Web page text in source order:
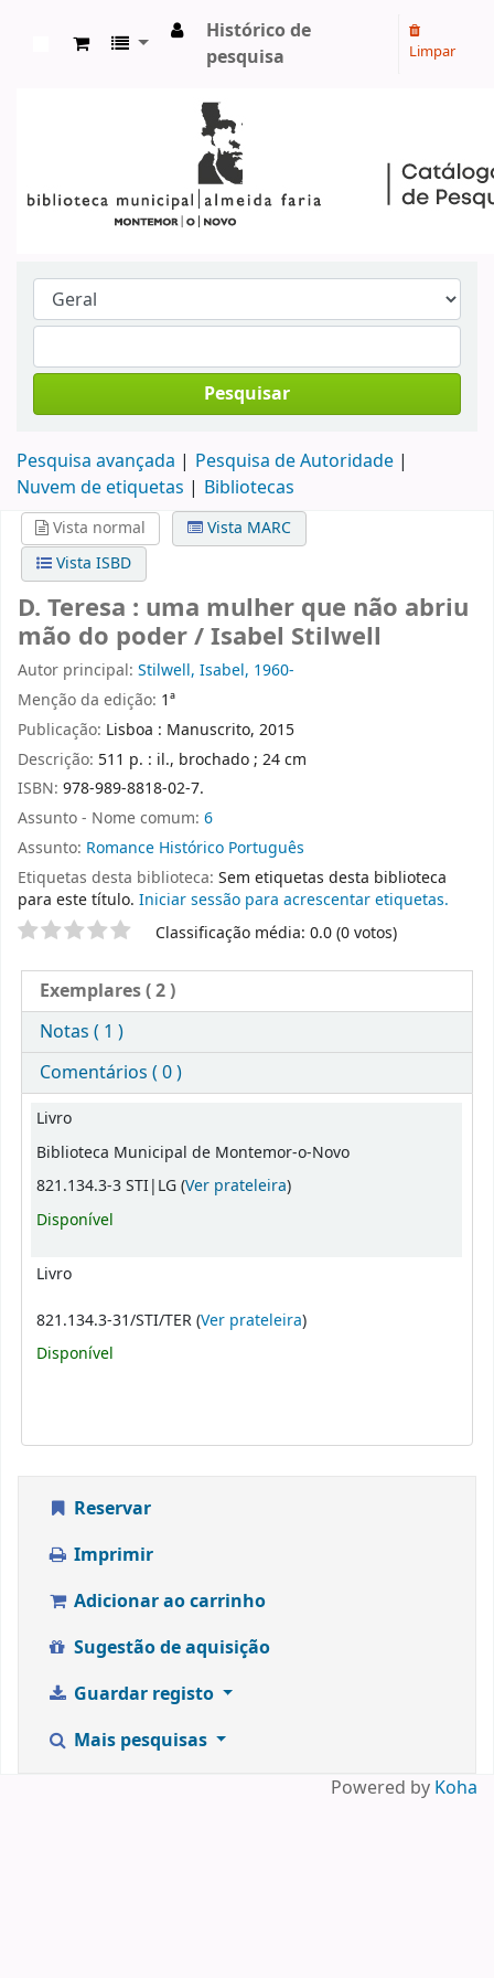
Histórico de
pesquisa
Limpar
Pesquisar
Pesquisa avançada
Pesquisa de Autoridade
Nuvem de etiquetas
Bibliotecas
Vista normal
Vista MARC
Vista ISBD
D. Teresa : uma mulher que não abriu
mão do poder / Isabel Stilwell
Autor principal: Stilwell, Isabel, 1960-
Menção da edição: 1ª
Publicação: Lisboa : Manuscrito, 2015
Descrição: 511 p. : il., brochado ; 24 cm
ISBN: 978-989-8818-02-7.
Assunto - Nome comum: 6
Assunto: Romance Histórico Português
Etiquetas desta biblioteca: Sem etiquetas desta biblioteca
para este título. Iniciar sessão para acrescentar etiquetas.
Pontuação Classificação média: 0.0 (0 votos)
Exemplares( 2 )
Notas ( 1 )
Comentários ( 0 )
Exemplares
Livro
Biblioteca Municipal de Montemor-o-Novo
821.134.3-3 STI|LG (Ver prateleira(Abre abaixo)
)
Disponível
Livro
821.134.3-31/STI/TER (Ver prateleira(Abre abaixo)
)
Disponível
Reservar
Imprimir
Adicionar ao carrinho
Sugestão de aquisição
Guardar registo
Mais pesquisas
Powered by Koha